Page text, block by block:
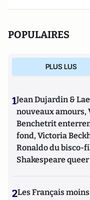
POPULAIRES
PLUS LUS
1Jean Dujardin &
nouveaux amours,
Benchetrit
fond, Victoria
Ronaldo du bisco-
Shakespeare queer
2Les Français